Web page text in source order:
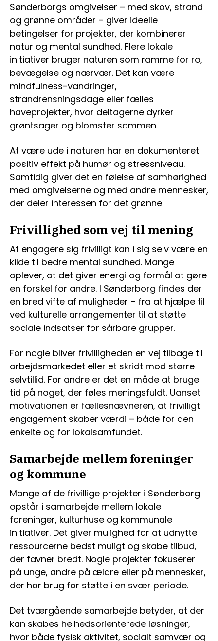
Sønderborgs omgivelser – med skov, strand
og grønne områder – giver ideelle
betingelser for projekter, der kombinerer
natur og mental sundhed. Flere lokale
initiativer bruger naturen som ramme for ro,
bevægelse og nærvær. Det kan være
mindfulness-vandringer,
strandrensningsdage eller fælles
haveprojekter, hvor deltagerne dyrker
grøntsager og blomster sammen.
At være ude i naturen har en dokumenteret
positiv effekt på humør og stressniveau.
Samtidig giver det en følelse af samhørighed
med omgivelserne og med andre mennesker,
der deler interessen for det grønne.
Frivillighed som vej til mening
At engagere sig frivilligt kan i sig selv være en
kilde til bedre mental sundhed. Mange
oplever, at det giver energi og formål at gøre
en forskel for andre. I Sønderborg findes der
en bred vifte af muligheder – fra at hjælpe til
ved kulturelle arrangementer til at støtte
sociale indsatser for sårbare grupper.
For nogle bliver frivilligheden en vej tilbage til
arbejdsmarkedet eller et skridt mod større
selvtillid. For andre er det en måde at bruge
tid på noget, der føles meningsfuldt. Uanset
motivationen er fællesnævneren, at frivilligt
engagement skaber værdi – både for den
enkelte og for lokalsamfundet.
Samarbejde mellem foreninger
og kommune
Mange af de frivillige projekter i Sønderborg
opstår i samarbejde mellem lokale
foreninger, kulturhuse og kommunale
initiativer. Det giver mulighed for at udnytte
ressourcerne bedst muligt og skabe tilbud,
der favner bredt. Nogle projekter fokuserer
på unge, andre på ældre eller på mennesker,
der har brug for støtte i en svær periode.
Det tværgående samarbejde betyder, at der
kan skabes helhedsorienterede løsninger,
hvor både fysisk aktivitet, socialt samvær og